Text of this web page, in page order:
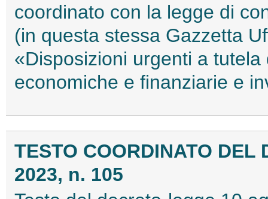
coordinato con la legge di
(in questa stessa Gazzetta
«Disposizioni urgenti a
economiche e finanziarie e
TESTO COORDINATO
2023, n. 105